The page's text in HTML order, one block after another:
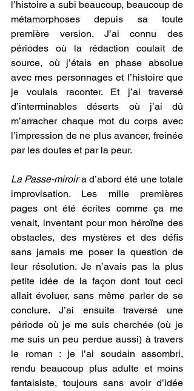
l’histoire a subi beaucoup, beaucoup de
métamorphoses depuis sa toute
première version. J’ai connu des
périodes où la rédaction coulait de
source, où j’étais en phase absolue
avec mes personnages et l’histoire que
je voulais raconter. Et j’ai traversé
d’interminables déserts où j’ai dû
m’arracher chaque mot du corps avec
l’impression de ne plus avancer, freinée
par les doutes et par la peur.
La Passe-miroir a d’abord été une totale
improvisation. Les mille premières
pages ont été écrites comme ça me
venait, inventant pour mon héroïne des
obstacles, des mystères et des défis
sans jamais me poser la question de
leur résolution. Je n’avais pas la plus
petite idée de la façon dont tout ceci
allait évoluer, sans même parler de se
conclure. J’ai ensuite traversé une
période où je me suis cherchée (où je
me suis un peu perdue aussi) à travers
le roman : je l’ai soudain assombri,
rendu beaucoup plus adulte et moins
fantaisiste, toujours sans avoir d’idée